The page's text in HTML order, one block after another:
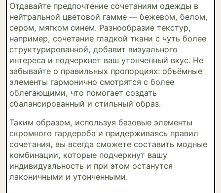
Отдавайте предпочтение сочетаниям одежды в
нейтральной цветовой гамме — бежевом, белом,
сером, мягком синем. Разнообразие текстур,
например, сочетание гладкой ткани с чуть более
структурированной, добавит визуального
интереса и подчеркнет ваш утонченный вкус. Не
забывайте о правильных пропорциях: объёмные
элементы гармонично смотрятся с более
облегающими, что помогает создать
сбалансированный и стильный образ.
Таким образом, используя базовые элементы
скромного гардероба и придерживаясь правил
сочетания, вы всегда сможете составить модные
комбинации, которые подчеркнут вашу
индивидуальность и при этом останутся
лаконичными и утонченными.